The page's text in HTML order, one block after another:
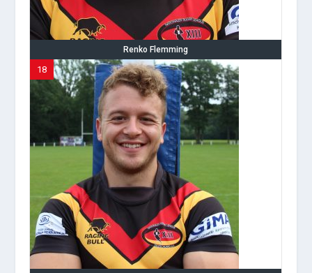
Renko Flemming
18